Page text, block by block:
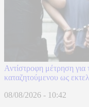
Αντίστροφη μέτρηση
καταζητούμενου ως
08/08/2026 - 10:42